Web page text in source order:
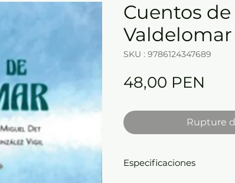
Cuentos de
Valdelomar
SKU : 9786124347689
48,00 PEN
Rupture
Especificaciones